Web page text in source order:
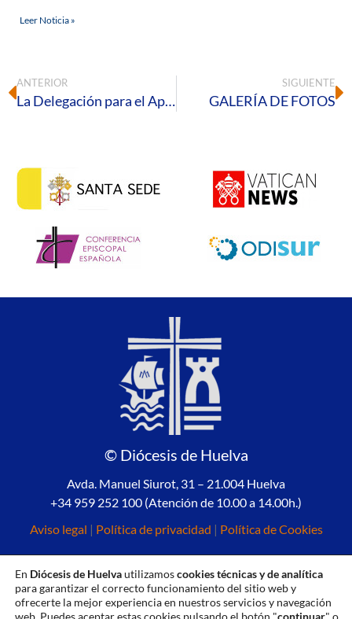
Leer Noticia »
ANTERIOR
La Delegación para el Apostolado de Laicos convoca a los fieles al Retiro Diocesano de Cuaresma para prepararse juntos hacia la Pascua
SIGUIENTE
GALERÍA DE FOTOS
© Diócesis de Huelva
Avda. Manuel Siurot, 31 – 21.004 Huelva
+34 959 252 100 (Atención de 10.00 a 14.00h.)
Aviso legal | Política de privacidad | Política de Cookies
En Diócesis de Huelvautilizamoscookies técnicas y de analítica
para garantizar el correcto funcionamiento del sitio web y
ofrecerte la mejor experiencia en nuestros servicios y navegación
web. Puedes aceptar estas cookies pulsando el botón "continuar" o